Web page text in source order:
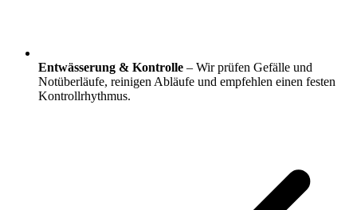
Entwässerung & Kontrolle – Wir prüfen Gefälle und
Notüberläufe, reinigen Abläufe und empfehlen einen festen
Kontrollrhythmus.